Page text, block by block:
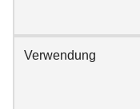
Verwendung